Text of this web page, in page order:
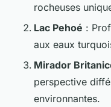
rocheuses
Lac Pehoé :
aux eaux
Mirador
perspective
environnantes.